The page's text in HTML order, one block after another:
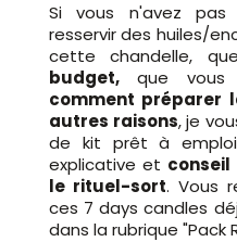
Si vous n'avez
resservir des huiles/
cette chandelle,
budget, que vous
comment préparer
autres raisons, je
de kit prêt à
explicative et
le rituel-sort. Vous
ces 7 days candles
dans la rubrique "Pack